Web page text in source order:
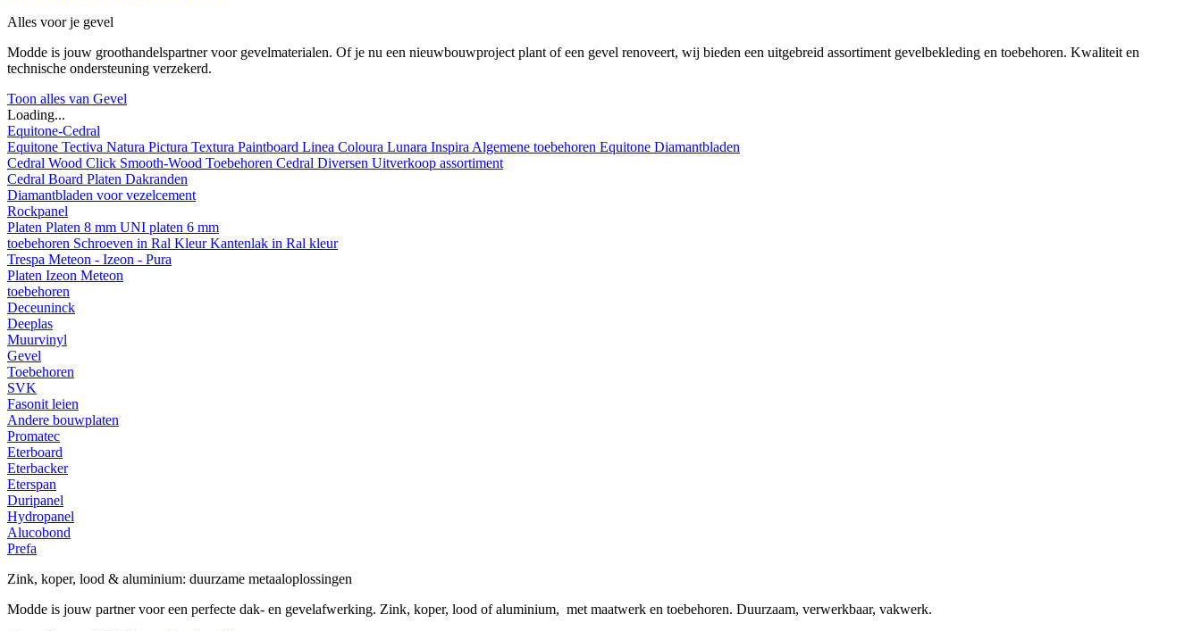
Alles voor je gevel
Modde is jouw groothandelspartner voor gevelmaterialen. Of je nu een nieuwbouwproject plant of een gevel renoveert, wij bieden een uitgebreid assortiment gevelbekleding en toebehoren. Kwaliteit en
technische ondersteuning verzekerd.
Toon alles van Gevel
Loading...
Equitone-Cedral
Equitone Tectiva Natura Pictura Textura Paintboard Linea Coloura Lunara Inspira Algemene toebehoren Equitone Diamantbladen
Cedral Wood Click Smooth-Wood Toebehoren Cedral Diversen Uitverkoop assortiment
Cedral Board Platen Dakranden
Diamantbladen voor vezelcement
Rockpanel
Platen Platen 8 mm UNI platen 6 mm
toebehoren Schroeven in Ral KleurKantenlak in Ral kleur
Trespa Meteon - Izeon - Pura
Platen Izeon Meteon
toebehoren
Deceuninck
Deeplas
Muurvinyl
Gevel
Toebehoren
SVK
Fasonit leien
Andere bouwplaten
Promatec
Eterboard
Eterbacker
Eterspan
Duripanel
Hydropanel
Alucobond
Prefa
Zink, koper, lood & aluminium: duurzame metaaloplossingen
Modde is jouw partner voor een perfecte dak- en gevelafwerking. Zink, koper, lood of aluminium, met maatwerk en toebehoren. Duurzaam, verwerkbaar, vakwerk.